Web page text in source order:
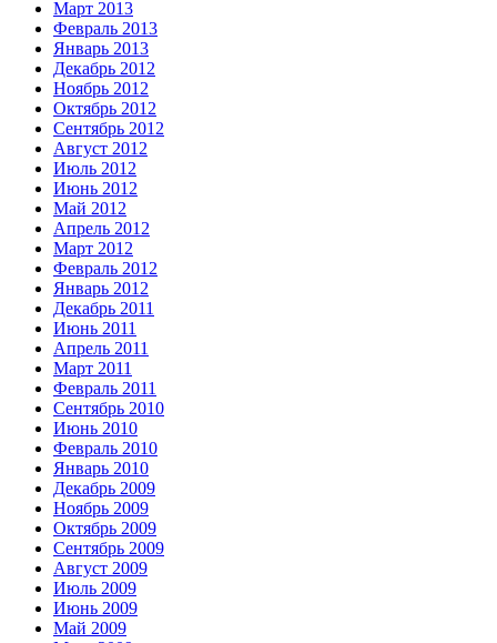
Март 2013
Февраль 2013
Январь 2013
Декабрь 2012
Ноябрь 2012
Октябрь 2012
Сентябрь 2012
Август 2012
Июль 2012
Июнь 2012
Май 2012
Апрель 2012
Март 2012
Февраль 2012
Январь 2012
Декабрь 2011
Июнь 2011
Апрель 2011
Март 2011
Февраль 2011
Сентябрь 2010
Июнь 2010
Февраль 2010
Январь 2010
Декабрь 2009
Ноябрь 2009
Октябрь 2009
Сентябрь 2009
Август 2009
Июль 2009
Июнь 2009
Май 2009